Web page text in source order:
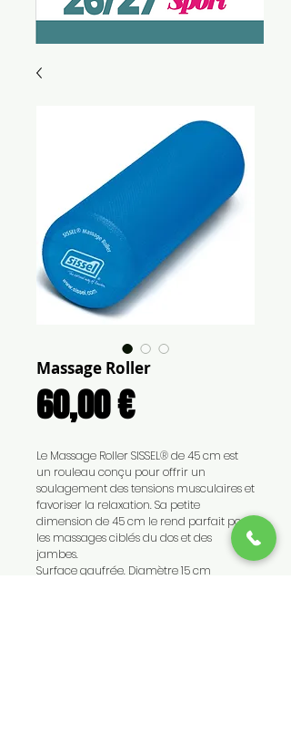
Massage Roller
60,00 €Prix
Le Massage Roller SISSEL® de 45 cm est
un rouleau conçu pour offrir un
soulagement des tensions musculaires et
favoriser la relaxation. Sa petite
dimension de 45 cm le rend parfait pour
les massages ciblés du dos et des
jambes.
Surface gaufrée. Diamètre 15 cm